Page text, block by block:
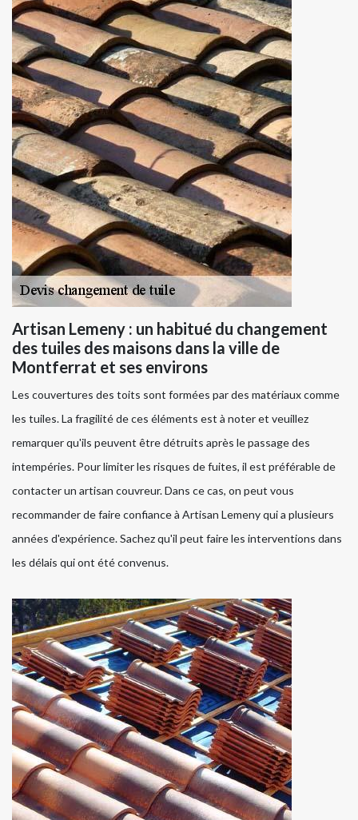
Artisan Lemeny : un habitué du changement
des tuiles des maisons dans la ville de
Montferrat et ses environs
Les couvertures des toits sont formées par des matériaux comme
les tuiles. La fragilité de ces éléments est à noter et veuillez
remarquer qu'ils peuvent être détruits après le passage des
intempéries. Pour limiter les risques de fuites, il est préférable de
contacter un artisan couvreur. Dans ce cas, on peut vous
recommander de faire confiance à Artisan Lemeny qui a plusieurs
années d'expérience. Sachez qu'il peut faire les interventions dans
les délais qui ont été convenus.